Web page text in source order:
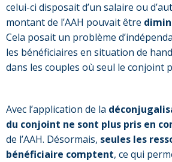
celui-ci disposait d’un salaire ou
montant de l’AAH pouvait être
Cela posait un problème
les bénéficiaires en situation de
dans les couples où seul le conjoint
Avec l’application de la
du conjoint ne sont plus pris en
de l’AAH. Désormais, seules les
bénéficiaire comptent, ce qui